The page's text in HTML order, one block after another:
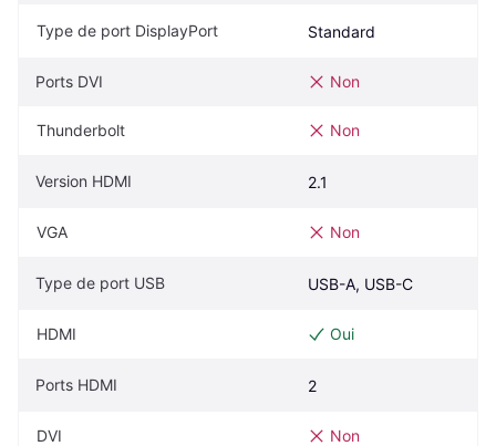
Type de port DisplayPort Standard
Ports DVI Non
Thunderbolt Non
Version HDMI 2.1
VGA Non
Type de port USB USB-A, USB-C
HDMI Oui
Ports HDMI 2
DVI Non